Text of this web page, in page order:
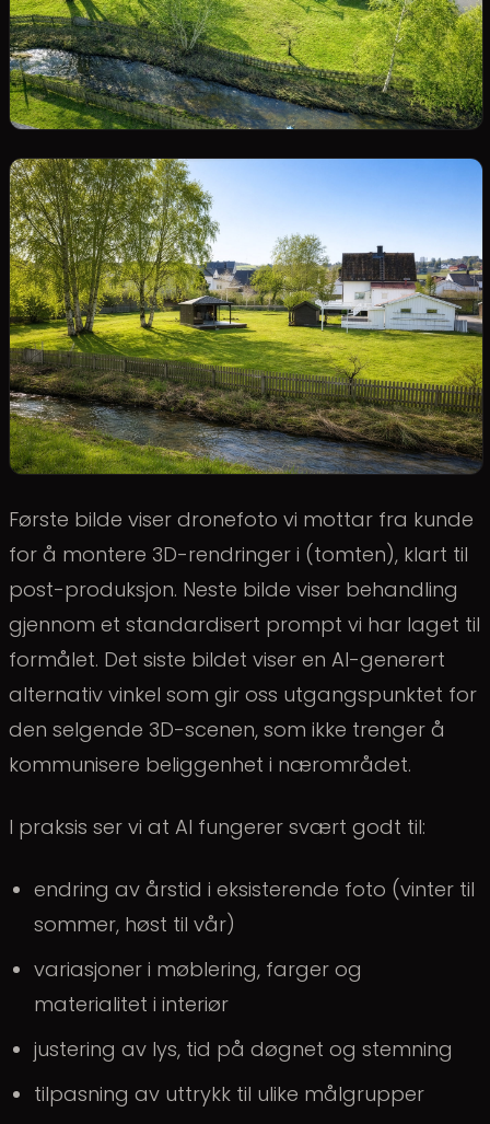
Første bilde viser dronefoto vi mottar fra kunde
for å montere 3D-rendringer i (tomten), klart til
post-produksjon. Neste bilde viser behandling
gjennom et standardisert prompt vi har laget til
formålet. Det siste bildet viser en AI-generert
alternativ vinkel som gir oss utgangspunktet for
den selgende 3D-scenen, som ikke trenger å
kommunisere beliggenhet i nærområdet.
I praksis ser vi at AI fungerer svært godt til:
endring av årstid i eksisterende foto (vinter til
sommer, høst til vår)
variasjoner i møblering, farger og
materialitet i interiør
justering av lys, tid på døgnet og stemning
tilpasning av uttrykk til ulike målgrupper